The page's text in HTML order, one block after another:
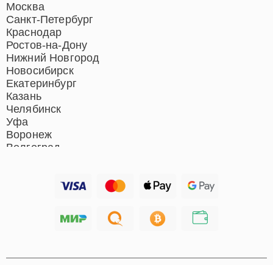
Москва
Санкт-Петербург
Краснодар
Ростов-на-Дону
Нижний Новгород
Новосибирск
Екатеринбург
Казань
Челябинск
Уфа
Воронеж
Волгоград
Хабаровск